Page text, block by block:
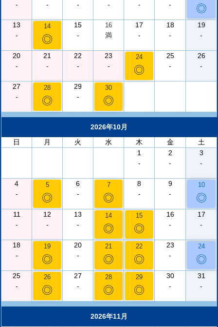
-
-
-
-
-
-
◎
13
-
14
◎
15
-
16
満
17
-
18
-
19
-
20
-
21
-
22
-
23
-
24
◎
25
-
26
-
27
-
28
◎
29
-
30
◎
2026年10月
日
月 火 水 木 金
土
1
-
2
-
3
-
4
-
5
◎
6
-
7
◎
8
-
9
-
10
◎
11
-
12
-
13
-
14
◎
15
◎
16
-
17
-
18
-
19
◎
20
-
21
◎
22
◎
23
-
24
◎
25
-
26
◎
27
-
28
◎
29
◎
30
-
31
-
2026年11月